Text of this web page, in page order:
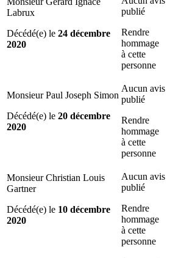
Labrux
Décédé(e) le 24 décembre
2020
publié
Rendre
hommage
à cette
personne
Monsieur Paul Joseph Simon
Décédé(e) le 20 décembre
2020
Aucun avis
publié
Rendre
hommage
à cette
personne
Monsieur Christian Louis
Gartner
Décédé(e) le 10 décembre
2020
Aucun avis
publié
Rendre
hommage
à cette
personne